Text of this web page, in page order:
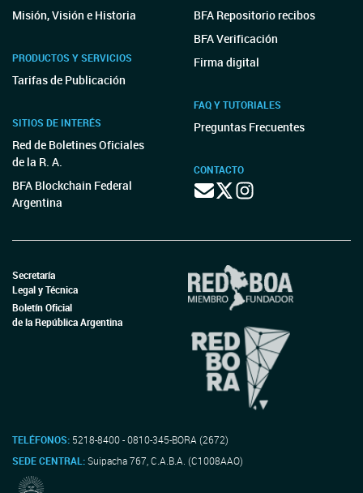
Misión, Visión e Historia
PRODUCTOS Y SERVICIOS
Tarifas de Publicación
SITIOS DE INTERÉS
Red de Boletines Oficiales
de la R. A.
BFA Blockchain Federal
Argentina
BFA Repositorio recibos
BFA Verificación
Firma digital
FAQ Y TUTORIALES
Preguntas Frecuentes
CONTACTO
Secretaría
Legal y Técnica
Boletín Oficial
de la República Argentina
TELÉFONOS: 5218-8400 - 0810-345-BORA (2672)
SEDE CENTRAL:Suipacha 767, C.A.B.A. (C1008AAO)